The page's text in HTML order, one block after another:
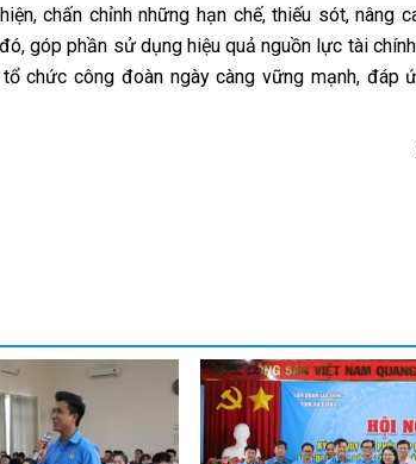
chấn chỉnh những hạn chế, thiếu sót, nâng
góp phần sử dụng hiệu quả nguồn lực tài
chức công đoàn ngày càng vững mạnh, đáp